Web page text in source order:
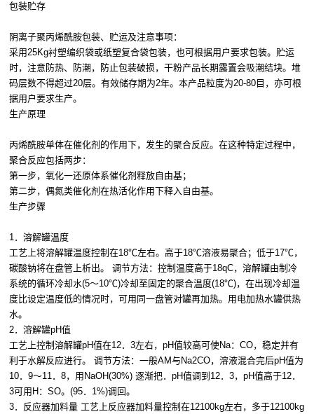
包装贮存
阴离子聚丙烯酰胺包装、贮运及注意事项：
采用25Kg衬塑编织袋或纸塑复合袋包装，也可根据用户要求包装。贮运
时，注意防热、防潮，防止包装破损，干粉产品长期露置会吸潮结块。堆
码层数不得超过20层。有效储存期为2年。本产品粒度为20-80目，亦可根
据用户要求生产。
生产原理
丙烯酰胺单体在催化剂的作用下，发生的聚合反应。在这种特定过程中，
聚合反应包括两步：
第一步，氧化一还原体系催化剂释放自由基；
第二步，偶氮类催化剂在热活化作用下释入自由基。
生产步骤
1．溶解罐温度
工艺上将溶解罐温度控制在18℃左右。高于18℃溶液易聚合；低于17℃，
碳酸钠将在盘管上析出。 调节方法：控制温度高于18qC，溶解罐由制冷
系统的循环冷却水(5～10℃)冷却至固定的聚合温度(18℃)，在出现冷却温
度比设定温度低的情况时，可用同一盘管对罐再加热。用电加热水罐供热
水。
2．溶解罐pH值
工艺上控制溶解罐pH值在12．3左右，pH值较高可使Na：CO，稳定并有
利于水解反应进行。 调节方法：一般AM与Na2CO，溶液混合完后pH值为
10．9～11．8，用NaOH(30%) 逐渐把．pH值调到12．3，pH值高于12．
3可用H：SO。(95．1%)调回。
3．反应器加料量 工艺上反应器加料量控制在12100kg左右，多于12100kg